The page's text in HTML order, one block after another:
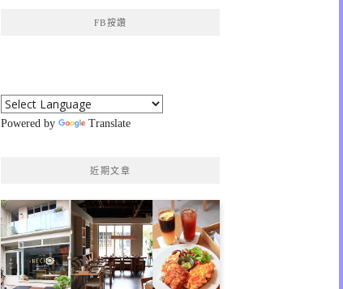
FB按讚
Powered by Translate
近期文章